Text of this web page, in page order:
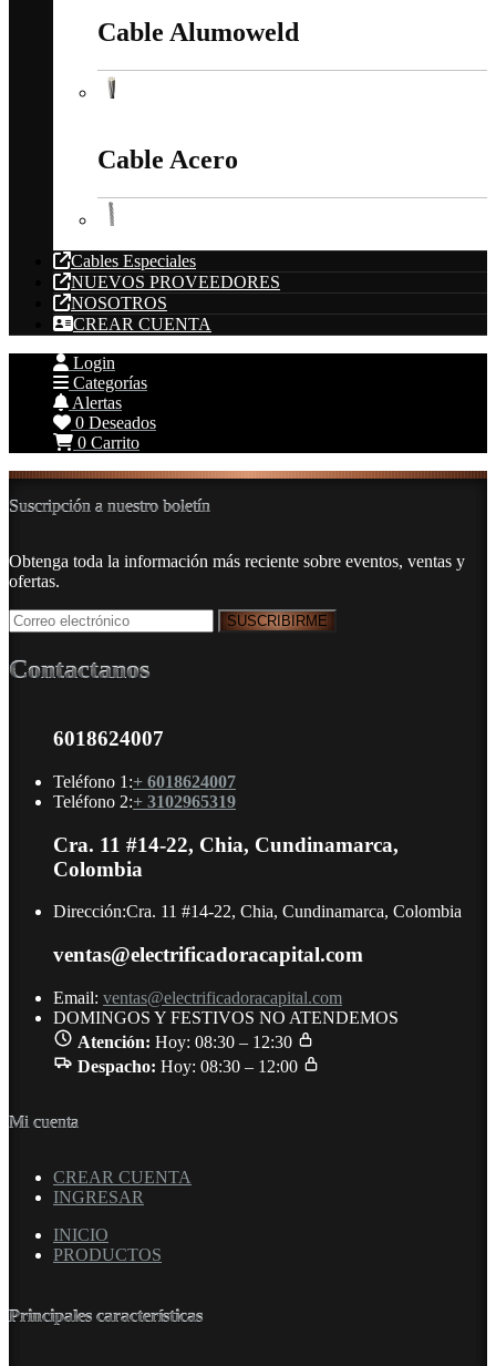
Cable Alumoweld
Cable Acero
Cables Especiales
NUEVOS PROVEEDORES
NOSOTROS
CREAR CUENTA
Login
Categorías
Alertas
0 Deseados
0 Carrito
Suscripción a nuestro boletín
Obtenga toda la información más reciente sobre eventos, ventas y
ofertas.
Contactanos
6018624007
Teléfono 1:+ 6018624007
Teléfono 2:+ 3102965319
Cra. 11 #14-22, Chia, Cundinamarca,
Colombia
Dirección:Cra. 11 #14-22, Chia, Cundinamarca, Colombia
ventas@electrificadoracapital.com
Email: ventas@electrificadoracapital.com
DOMINGOS Y FESTIVOS NO ATENDEMOS
Atención: Hoy: 08:30 – 12:30
Despacho: Hoy: 08:30 – 12:00
Mi cuenta
CREAR CUENTA
INGRESAR
INICIO
PRODUCTOS
Principales características